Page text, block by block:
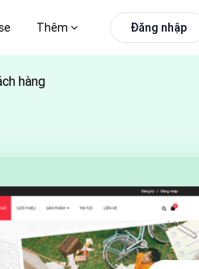
Thêm Đăng nhập
hàng